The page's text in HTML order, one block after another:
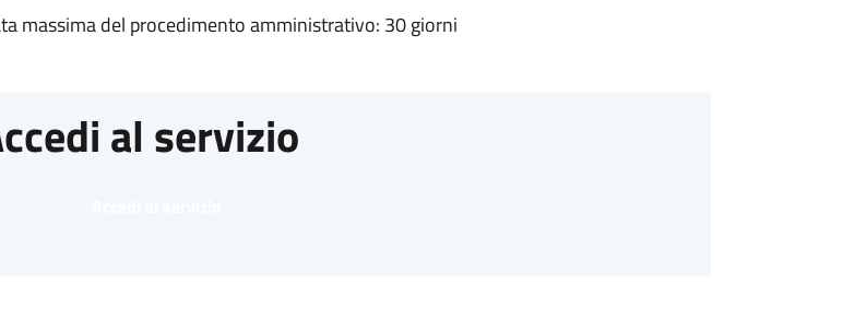
massima del procedimento amministrativo: 30 giorni
al servizio